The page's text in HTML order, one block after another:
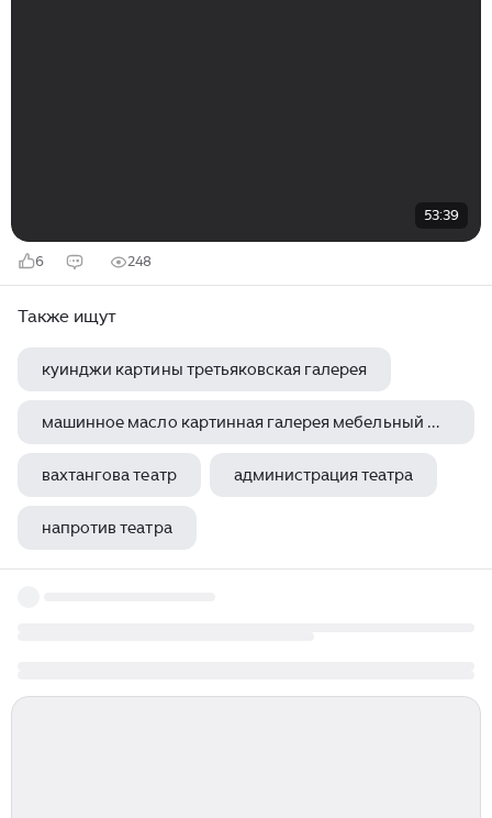
53:39
6 248
Также ищут
куинджи картины третьяковская галерея
машинное масло картинная галерея мебельный магазин русский язык
вахтангова театр администрация театра
напротив театра